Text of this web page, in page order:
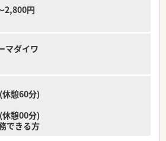
、パート薬剤師3名、事務員3名が在籍してお
です。
金が9時から18時まで、木土は9時から13時
す。
。
加えてシフトにより休日が取得でき、年間休
す。
容】
2,800円
マダイワ
憩60分)
憩00分)
できる方